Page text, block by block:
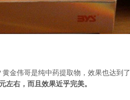
黄金伟哥是纯中药提取物，效果也达到
左右，而且效果近乎完美。